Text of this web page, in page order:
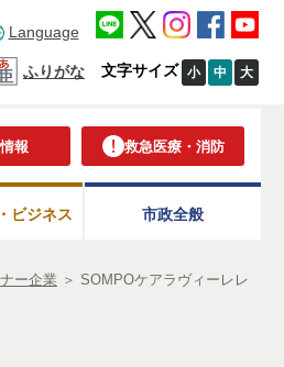
Language
ふりがな 文字サイズ 小 中 大
報 救急医療・消防
ビジネス 市政全般
ー企業 ＞ SOMPOケアラヴィーレレ